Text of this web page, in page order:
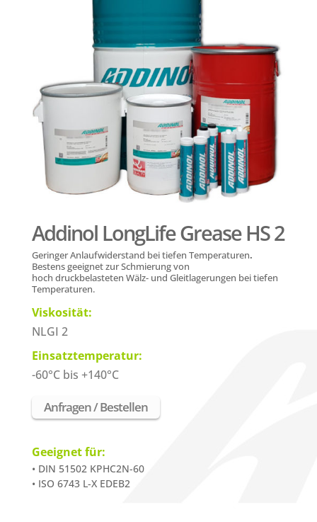
Addinol LongLife Grease HS 2
Geringer Anlaufwiderstand bei tiefen Temperaturen.
Bestens geeignet zur Schmierung von
hoch druckbelasteten Wälz- und Gleitlagerungen bei tiefen
Temperaturen.
Viskosität:
NLGI 2
Einsatztemperatur:
-60°C bis +140°C
Anfragen / Bestellen
Geeignet für:
• DIN 51502 KPHC2N-60
• ISO 6743 L-X EDEB2